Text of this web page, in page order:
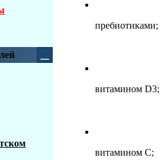
пребиотиками;
витамином D3;
витамином C;